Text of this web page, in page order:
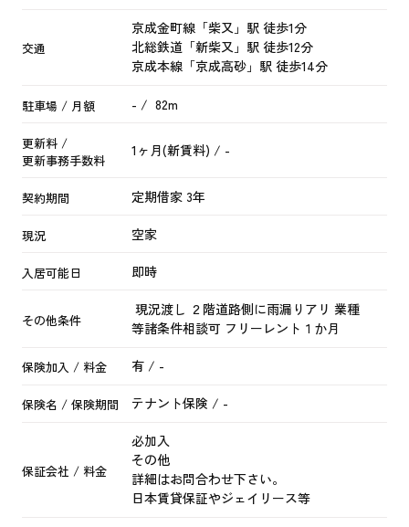
交通
京成金町線「柴又」駅 徒歩1分
北総鉄道「新柴又」駅 徒歩12分
京成本線「京成高砂」駅 徒歩14分
駐車場 / 月額 - / 82m
更新料 /
更新事務手数料
1ヶ月(新賃料) / -
契約期間 定期借家 3年
現況 空家
入居可能日 即時
その他条件
現況渡し ２階道路側に雨漏りアリ 業種
等諸条件相談可 フリーレント１か月
保険加入 / 料金 有 / -
保険名 / 保険期間 テナント保険 / -
保証会社 / 料金
必加入
その他
詳細はお問合わせ下さい。
日本賃貸保証やジェイリース等